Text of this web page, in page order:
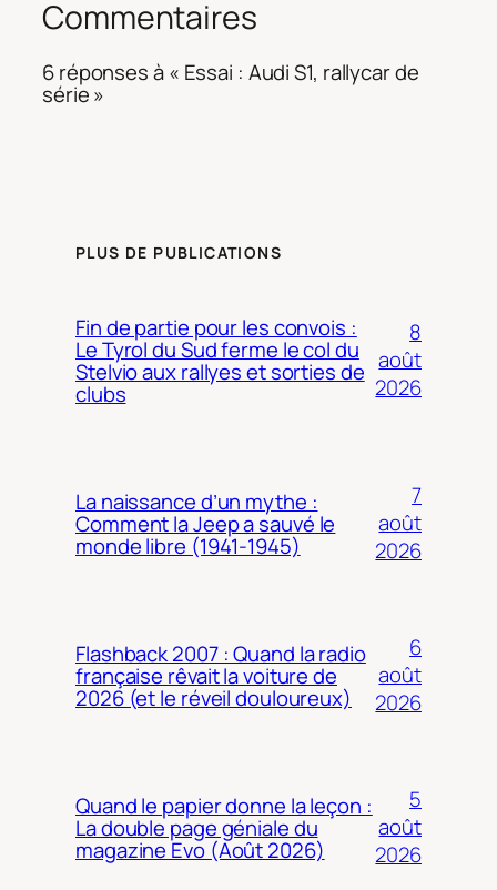
Commentaires
6 réponses à « Essai : Audi S1, rallycar de
série »
PLUS DE PUBLICATIONS
Fin de partie pour les convois :
Le Tyrol du Sud ferme le col du
Stelvio aux rallyes et sorties de
clubs
8
août
2026
La naissance d’un mythe :
Comment la Jeep a sauvé le
monde libre (1941-1945)
7
août
2026
Flashback 2007 : Quand la radio
française rêvait la voiture de
2026 (et le réveil douloureux)
6
août
2026
Quand le papier donne la leçon :
La double page géniale du
magazine Evo (Août 2026)
5
août
2026